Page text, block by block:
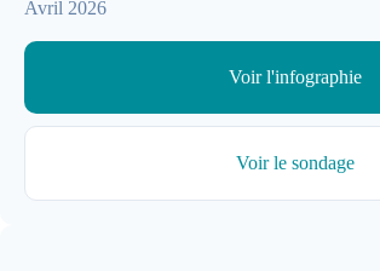
Avril 2026
Voir l'infographie
Voir le sondage